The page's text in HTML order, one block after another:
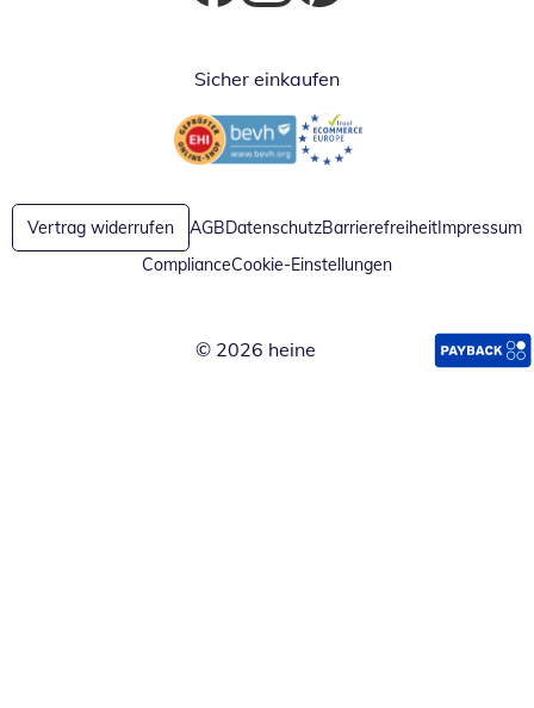
Öffnet in neuem Fenster
Öffnet in neuem Fenster
Öffnet in neuem Fenster
Sicher einkaufen
Öffnet in neuem FensterÖffnet in neuem Fenster
Vertrag widerrufen AGBDatenschutzBarrierefreiheitImpressum
ComplianceCookie-Einstellungen
© 2026 heine